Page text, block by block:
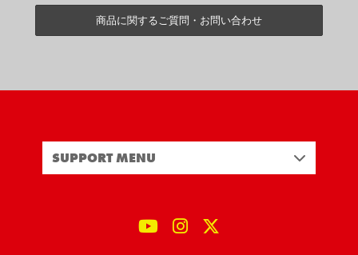
商品に関するご質問・お問い合わせ
SUPPORT MENU